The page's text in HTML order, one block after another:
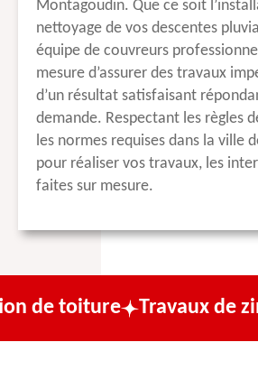
Montagoudin. Que ce soit
nettoyage de vos descentes
équipe de couvreurs
mesure d’assurer des travaux
d’un résultat satisfaisant
demande. Respectant les règles
les normes requises dans la ville
pour réaliser vos travaux, les
faites sur mesure.
Travaux de zinguerie